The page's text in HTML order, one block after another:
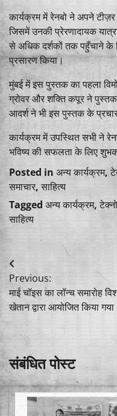
कार्यक्रम में रेनबो ने अपने
जिसमें उनकी प्रेरणादायक
से अधिक दर्शकों तक पहुँचाने के
प्रसारण किया।
मुंबई में इस पुस्तक का पहला
ग्रोवर और शक्ति कपूर ने
आदर्श ने भी इस पुस्तक के
कार्यक्रम में उपस्थित सभी ने
भविष्य की सफलता के लिए
Posted in अन्य कार्यक्रम,
समाचार,साहित्य
Tagged अन्य कार्यक्रम,
साहित्य
Post
navigation
Previous:
माई चॉइस का लॉन्च समारोह
खेतान द्वारा आयोजित किया गया
संबंधित पोस्ट